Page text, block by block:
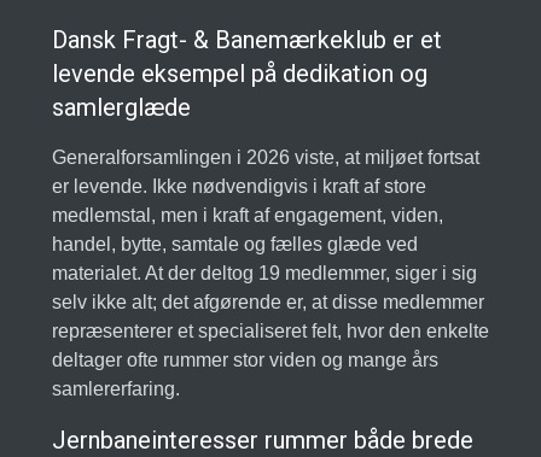
Dansk Fragt- & Banemærkeklub er et
levende eksempel på dedikation og
samlerglæde
Generalforsamlingen i 2026 viste, at miljøet fortsat
er levende. Ikke nødvendigvis i kraft af store
medlemstal, men i kraft af engagement, viden,
handel, bytte, samtale og fælles glæde ved
materialet. At der deltog 19 medlemmer, siger i sig
selv ikke alt; det afgørende er, at disse medlemmer
repræsenterer et specialiseret felt, hvor den enkelte
deltager ofte rummer stor viden og mange års
samlererfaring.
Jernbaneinteresser rummer både brede